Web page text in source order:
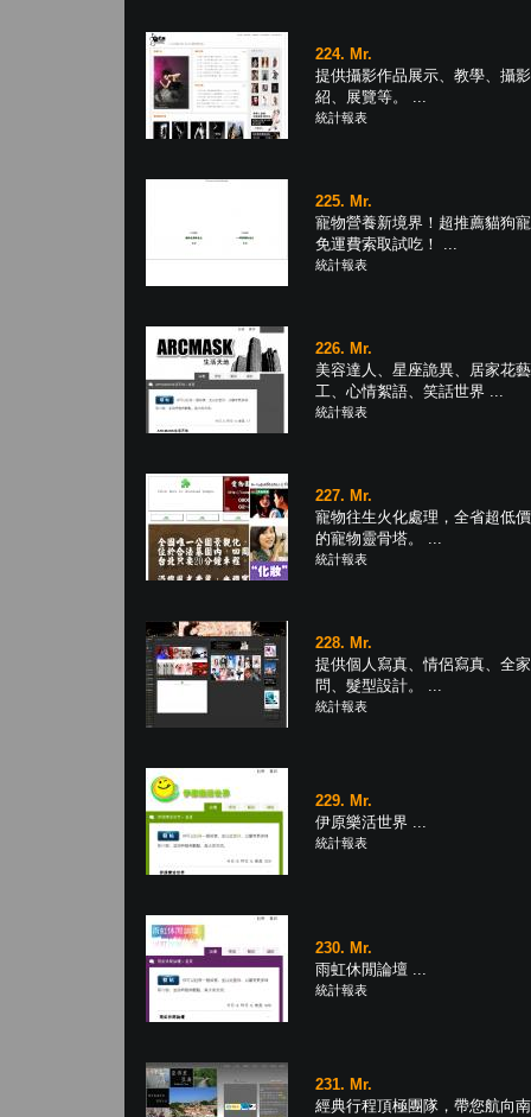
224. Mr.
提供攝影作品展示、教學、攝
紹、展覽等。 ...
統計報表
225. Mr.
寵物營養新境界！超推薦貓狗
免運費索取試吃！ ...
統計報表
226. Mr.
美容達人、星座詭異、居家花
工、心情絮語、笑話世界 ...
統計報表
227. Mr.
寵物往生火化處理，全省超低
的寵物靈骨塔。 ...
統計報表
228. Mr.
提供個人寫真、情侶寫真、全
問、髮型設計。 ...
統計報表
229. Mr.
伊原樂活世界 ...
統計報表
230. Mr.
雨虹休閒論壇 ...
統計報表
231. Mr.
經典行程頂極團隊，帶您航向